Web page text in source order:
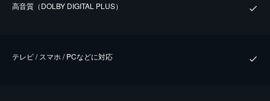
⾼⾳質（DOLBY DIGITAL PLUS）
テレビ / スマホ / PCなどに対応